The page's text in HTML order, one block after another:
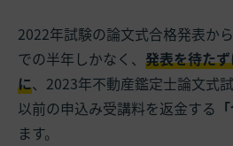
2022年試験の論文式合格発表か
での半年しかなく、 発表を待た
に、2023年不動産鑑定士論文式
以前の申込み受講料を返金する
ます。